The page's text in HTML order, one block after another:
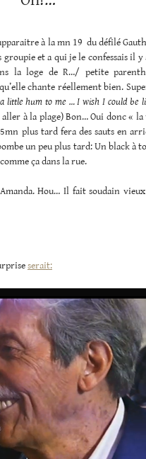
à la mn 19 du défilé
et a qui je le confessais il y
la loge de R…/ petite
chante réellement bien.
little hum to me … I wish I could be
à la plage) Bon… Oui donc « la
plus tard fera des sauts en
un peu plus tard: Un black à
ça dans la rue.
Hou… Il fait soudain
serait: